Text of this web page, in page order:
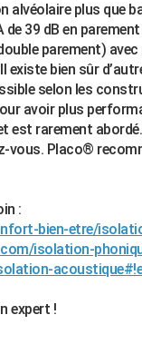
alvéolaire plus que
39 dB en
parement)
existe bien sûr
selon les
avoir plus
est rarement
vous. Placo®
:
bien-etre/
isolation-
expert !